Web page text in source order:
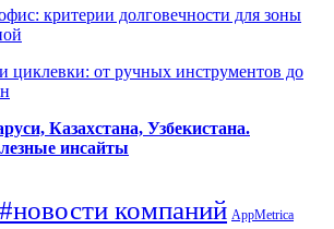
критерии долговечности для зоны
циклевки: от ручных инструментов до
Казахстана, Узбекистана.
инсайты
#новости компаний AppMetrica